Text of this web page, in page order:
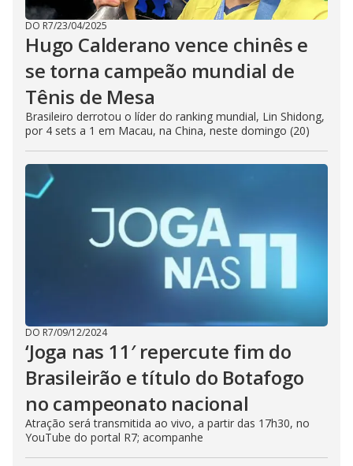
DO R7/23/04/2025
Hugo Calderano vence chinês e
se torna campeão mundial de
Tênis de Mesa
Brasileiro derrotou o líder do ranking mundial, Lin Shidong,
por 4 sets a 1 em Macau, na China, neste domingo (20)
DO R7/09/12/2024
‘Joga nas 11′ repercute fim do
Brasileirão e título do Botafogo
no campeonato nacional
Atração será transmitida ao vivo, a partir das 17h30, no
YouTube do portal R7; acompanhe